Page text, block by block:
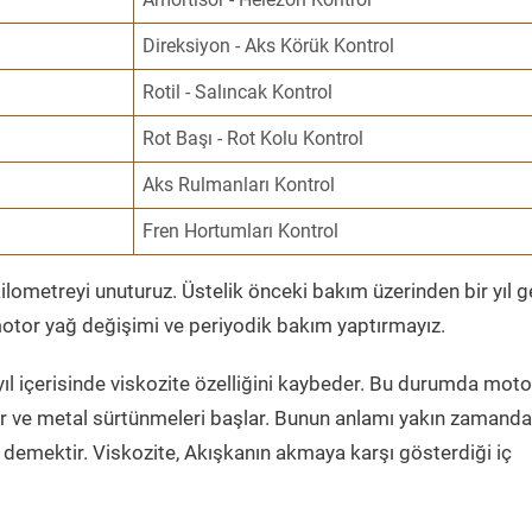
Direksiyon - Aks Körük Kontrol
Rotil - Salıncak Kontrol
Rot Başı - Rot Kolu Kontrol
Aks Rulmanları Kontrol
Fren Hortumları Kontrol
unuturuz. Üstelik önceki bakım üzerinden bir yıl
yağ değişimi ve periyodik bakım yaptırmayız.
içerisinde viskozite özelliğini kaybeder. Bu durumda
metal sürtünmeleri başlar. Bunun anlamı yakın zamanda
Viskozite, Akışkanın akmaya karşı gösterdiği iç